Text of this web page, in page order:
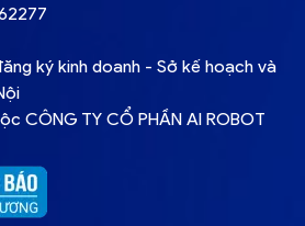
ký kinh doanh - Sở kế hoạch và
CÔNG TY CỔ PHẦN AI ROBOT